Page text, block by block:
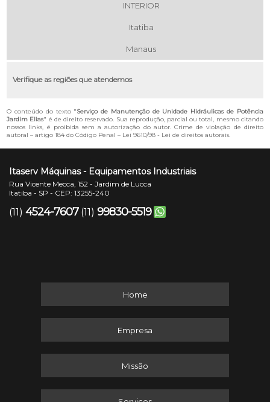
INTERIOR
Itatiba
Manaus
Verifique as regiões que atendemos
O conteúdo do texto "Serviço de Manutenção de Unidade Hidráulicas de Potência
Jardim Elias" é de direito reservado. Sua reprodução, parcial ou total, mesmo citando
nossos links, é proibida sem a autorização do autor. Crime de violação de direito
autoral – artigo 184 do Código Penal – Lei 9610/98 - Lei de direitos autorais.
Itaserv Máquinas - Equipamentos Industriais
Rua Vicente Mecca, 152 - Jardim de Lucca
Itatiba - SP - CEP: 13255-240
(11) 4524-7607 (11) 99830-5519
Home
Empresa
Missão